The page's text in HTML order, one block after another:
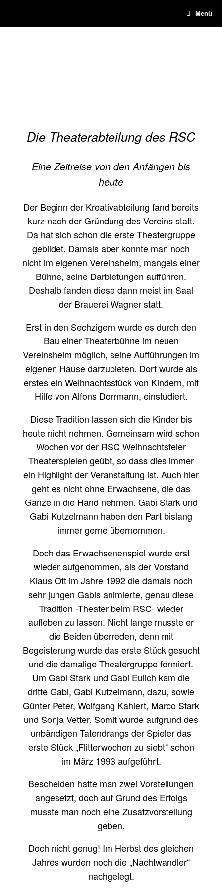
Menü
Die Theaterabteilung des RSC
Eine Zeitreise von den Anfängen bis
heute
Der Beginn der Kreativabteilung fand bereits
kurz nach der Gründung des Vereins statt.
Da hat sich schon die erste Theatergruppe
gebildet. Damals aber konnte man noch
nicht im eigenen Vereinsheim, mangels einer
Bühne, seine Darbietungen aufführen.
Deshalb fanden diese dann meist im Saal
der Brauerei Wagner statt.
Erst in den Sechzigern wurde es durch den
Bau einer Theaterbühne im neuen
Vereinsheim möglich, seine Aufführungen im
eigenen Hause darzubieten. Dort wurde als
erstes ein Weihnachtsstück von Kindern, mit
Hilfe von Alfons Dorrmann, einstudiert.
Diese Tradition lassen sich die Kinder bis
heute nicht nehmen. Gemeinsam wird schon
Wochen vor der RSC Weihnachtsfeier
Theaterspielen geübt, so dass dies immer
ein Highlight der Veranstaltung ist. Auch hier
geht es nicht ohne Erwachsene, die das
Ganze in die Hand nehmen. Gabi Stark und
Gabi Kutzelmann haben den Part bislang
immer gerne übernommen.
Doch das Erwachsenenspiel wurde erst
wieder aufgenommen, als der Vorstand
Klaus Ott im Jahre 1992 die damals noch
sehr jungen Gabis animierte, genau diese
Tradition -Theater beim RSC- wieder
aufleben zu lassen. Nicht lange musste er
die Beiden überreden, denn mit
Begeisterung wurde das erste Stück gesucht
und die damalige Theatergruppe formiert.
Um Gabi Stark und Gabi Eulich kam die
dritte Gabi, Gabi Kutzelmann, dazu, sowie
Günter Peter, Wolfgang Kahlert, Marco Stark
und Sonja Vetter. Somit wurde aufgrund des
unbändigen Tatendrangs der Spieler das
erste Stück „Flitterwochen zu siebt“ schon
im März 1993 aufgeführt.
Bescheiden hatte man zwei Vorstellungen
angesetzt, doch auf Grund des Erfolgs
musste man noch eine Zusatzvorstellung
geben.
Doch nicht genug! Im Herbst des gleichen
Jahres wurden noch die „Nachtwandler“
nachgelegt.